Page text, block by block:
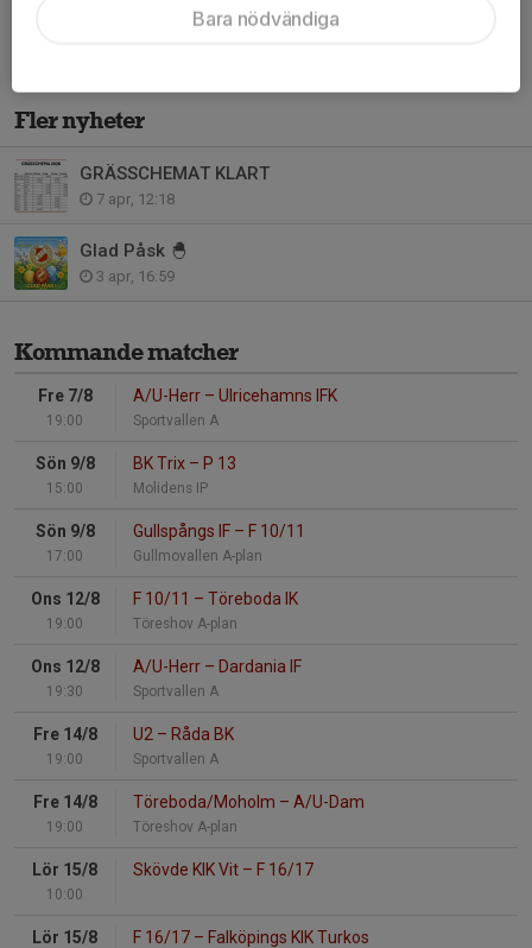
fram emot fantastiska erbjudanden och stöd vår...
Fler nyheter
GRÄSSCHEMAT KLART
7 apr, 12:18
Glad Påsk 🐣
3 apr, 16:59
Kommande matcher
Fre 7/8
19:00
A/U-Herr – Ulricehamns IFK
Sportvallen A
Sön 9/8
15:00
BK Trix – P 13
Molidens IP
Sön 9/8
17:00
Gullspångs IF – F 10/11
Gullmovallen A-plan
Ons 12/8
19:00
F 10/11 – Töreboda IK
Töreshov A-plan
Ons 12/8
19:30
A/U-Herr – Dardania IF
Sportvallen A
Fre 14/8
19:00
U2 – Råda BK
Sportvallen A
Fre 14/8
19:00
Töreboda/Moholm – A/U-Dam
Töreshov A-plan
Lör 15/8
10:00
Skövde KIK Vit – F 16/17
Lör 15/8 F 16/17 – Falköpings KIK Turkos
Bara nödvändiga